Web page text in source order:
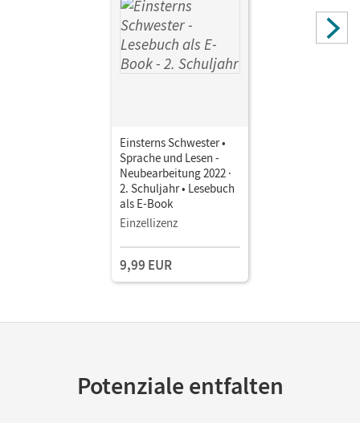
Einsterns Schwester •
Sprache und Lesen -
Neubearbeitung 2022 ·
2. Schuljahr • Lesebuch
als E-Book
Einzellizenz
9,99 EUR
Potenziale entfalten